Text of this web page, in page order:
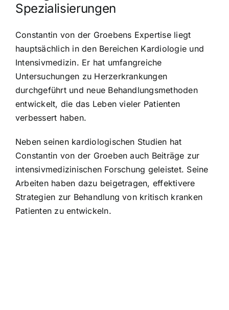
Spezialisierungen
Constantin von der Groebens Expertise liegt
hauptsächlich in den Bereichen Kardiologie und
Intensivmedizin. Er hat umfangreiche
Untersuchungen zu Herzerkrankungen
durchgeführt und neue Behandlungsmethoden
entwickelt, die das Leben vieler Patienten
verbessert haben.
Neben seinen kardiologischen Studien hat
Constantin von der Groeben auch Beiträge zur
intensivmedizinischen Forschung geleistet. Seine
Arbeiten haben dazu beigetragen, effektivere
Strategien zur Behandlung von kritisch kranken
Patienten zu entwickeln.